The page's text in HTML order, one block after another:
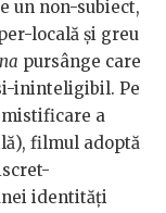
un non-subiect,
locală și greu
pursânge care
ininteligibil. Pe
a
filmul adoptă
identități